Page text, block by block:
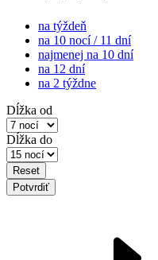
na týždeň
na 10 nocí / 11 dní
najmenej na 10 dní
na 12 dní
na 2 týždne
Dĺžka od
Dĺžka do
Reset
Potvrdiť